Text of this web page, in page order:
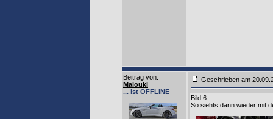
Beitrag von:
Malouki
... ist OFFLINE
Geschrieben am
Bild 6
So siehts dann wieder mit